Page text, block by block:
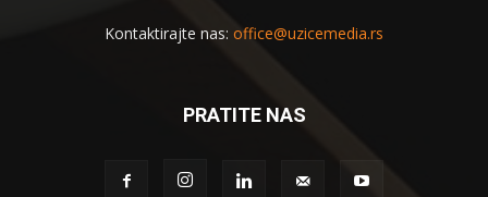
Kontaktirajte nas: office@uzicemedia.rs
PRATITE NAS